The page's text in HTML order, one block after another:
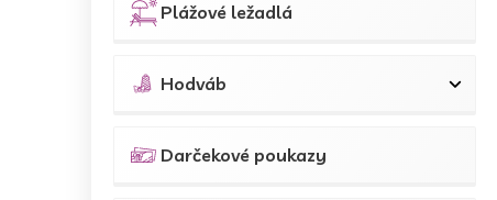
Plážové ležadlá
Hodváb
Darčekové poukazy